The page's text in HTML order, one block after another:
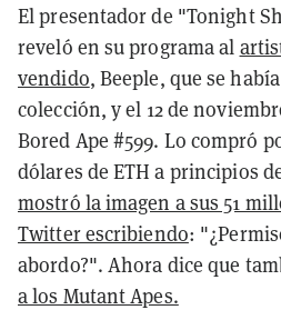
El presentador de "Tonight
reveló en su programa al
vendido, Beeple, que se
colección, y el 12 de
Bored Ape #599. Lo compró
dólares de ETH a principios
mostró la imagen a sus 51
Twitter escribiendo:
abordo?". Ahora dice que
a los Mutant Apes.